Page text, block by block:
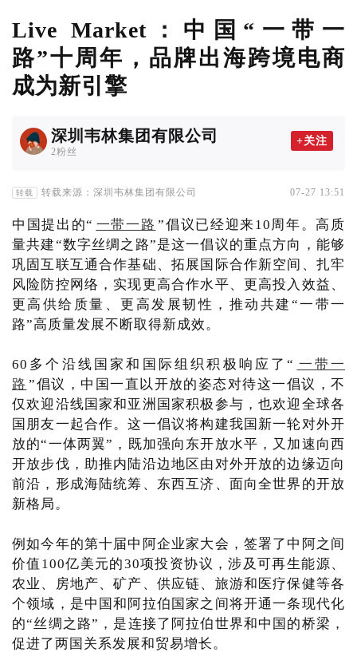
Live Market：中国“一带一
路”十周年，品牌出海跨境电商
成为新引擎
深圳韦林集团有限公司
2粉丝
+关注
转载 转载来源：深圳韦林集团有限公司 07-27 13:51
中国提出的“ 一带一路 ”倡议已经迎来10周年。高质
量共建“数字丝绸之路”是这一倡议的重点方向，能够
巩固互联互通合作基础、拓展国际合作新空间、扎牢
风险防控网络，实现更高合作水平、更高投入效益、
更高供给质量、更高发展韧性，推动共建“一带一
路”高质量发展不断取得新成效。
60多个沿线国家和国际组织积极响应了“ 一带一
路 ”倡议，中国一直以开放的姿态对待这一倡议，不
仅欢迎沿线国家和亚洲国家积极参与，也欢迎全球各
国朋友一起合作。这一倡议将构建我国新一轮对外开
放的“一体两翼”，既加强向东开放水平，又加速向西
开放步伐，助推内陆沿边地区由对外开放的边缘迈向
前沿，形成海陆统筹、东西互济、面向全世界的开放
新格局。
例如今年的第十届中阿企业家大会，签署了中阿之间
价值100亿美元的30项投资协议，涉及可再生能源、
农业、房地产、矿产、供应链、旅游和医疗保健等各
个领域，是中国和阿拉伯国家之间将开通一条现代化
的“丝绸之路”，是连接了阿拉伯世界和中国的桥梁，
促进了两国关系发展和贸易增长。